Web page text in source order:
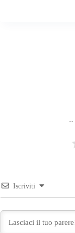
Iscriviti